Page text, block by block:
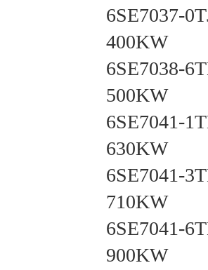
6SE7037-
400KW
6SE7038-
500KW
6SE7041-
630KW
6SE7041-
710KW
6SE7041-
900KW